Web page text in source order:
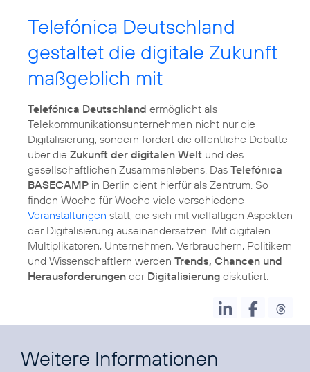
Telefónica Deutschland
gestaltet die digitale Zukunft
maßgeblich mit
Telefónica Deutschland ermöglicht als
Telekommunikationsunternehmen nicht nur die
Digitalisierung, sondern fördert die öffentliche Debatte
über die Zukunft der digitalen Welt und des
gesellschaftlichen Zusammenlebens. Das Telefónica
BASECAMP in Berlin dient hierfür als Zentrum. So
finden Woche für Woche viele verschiedene
Veranstaltungen statt, die sich mit vielfältigen Aspekten
der Digitalisierung auseinandersetzen. Mit digitalen
Multiplikatoren, Unternehmen, Verbrauchern, Politikern
und Wissenschaftlern werden Trends, Chancen und
Herausforderungen der Digitalisierung diskutiert.
Weitere Informationen